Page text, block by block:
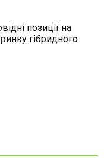
позиції на
гібридного